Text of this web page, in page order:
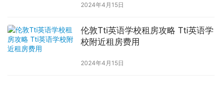
2024年4月15日
伦敦Tti英语学校租房攻略 Tti英语学
校附近租房费用
2024年4月15日